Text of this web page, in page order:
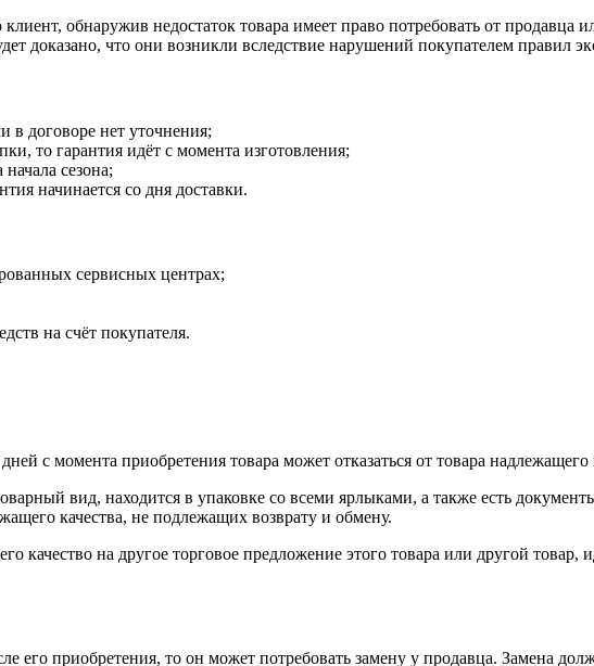
обнаружив недостаток товара имеет право потребовать от продавца
доказано, что они возникли вследствие нарушений покупателем правил
в договоре нет уточнения;
то гарантия идёт с момента изготовления;
сезона;
начинается со дня доставки.
сервисных центрах;
на счёт покупателя.
с момента приобретения товара может отказаться от товара надлежащего
вид, находится в упаковке со всеми ярлыками, а также есть
качества, не подлежащих возврату и обмену.
качество на другое торговое предложение этого товара или другой
его приобретения, то он может потребовать замену у продавца. Замена